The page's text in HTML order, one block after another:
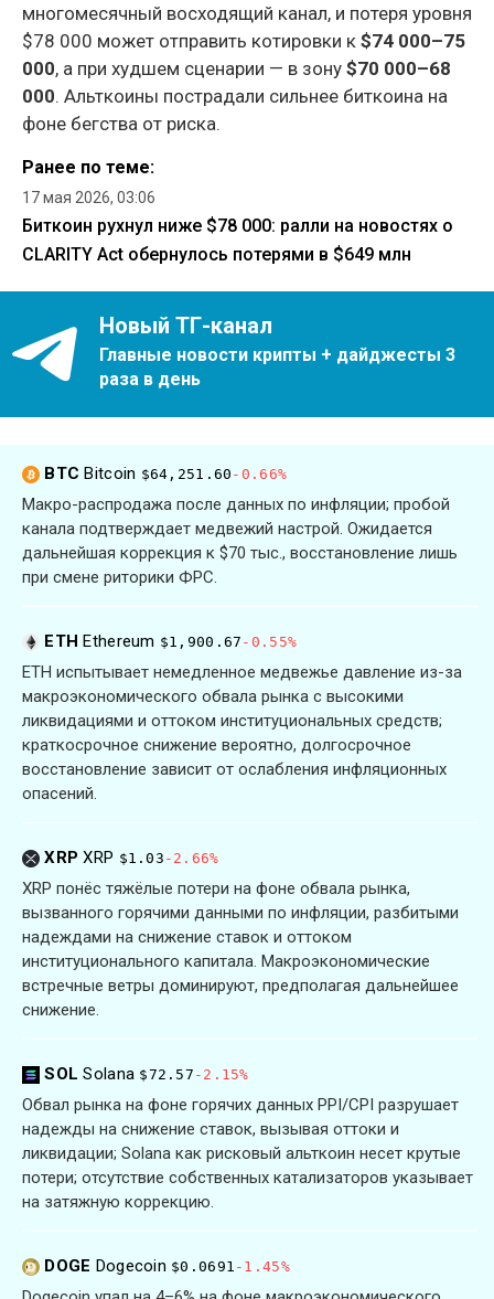
многомесячный восходящий канал, и потеря уровня
$78 000 может отправить котировки к $74 000–75
000, а при худшем сценарии — в зону $70 000–68
000. Альткоины пострадали сильнее биткоина на
фоне бегства от риска.
Ранее по теме:
17 мая 2026, 03:06
Биткоин рухнул ниже $78 000: ралли на новостях о
CLARITY Act обернулось потерями в $649 млн
Новый ТГ-канал
Главные новости крипты + дайджесты 3
раза в день
BTCBitcoin $64,251.60 -0.66%
Макро-распродажа после данных по инфляции; пробой
канала подтверждает медвежий настрой. Ожидается
дальнейшая коррекция к $70 тыс., восстановление лишь
при смене риторики ФРС.
ETHEthereum $1,900.67 -0.55%
ETH испытывает немедленное медвежье давление из-за
макроэкономического обвала рынка с высокими
ликвидациями и оттоком институциональных средств;
краткосрочное снижение вероятно, долгосрочное
восстановление зависит от ослабления инфляционных
опасений.
XRPXRP $1.03 -2.66%
XRP понёс тяжёлые потери на фоне обвала рынка,
вызванного горячими данными по инфляции, разбитыми
надеждами на снижение ставок и оттоком
институционального капитала. Макроэкономические
встречные ветры доминируют, предполагая дальнейшее
снижение.
SOLSolana $72.57 -2.15%
Обвал рынка на фоне горячих данных PPI/CPI разрушает
надежды на снижение ставок, вызывая оттоки и
ликвидации; Solana как рисковый альткоин несет крутые
потери; отсутствие собственных катализаторов указывает
на затяжную коррекцию.
DOGE Dogecoin $0.0691 -1.45%